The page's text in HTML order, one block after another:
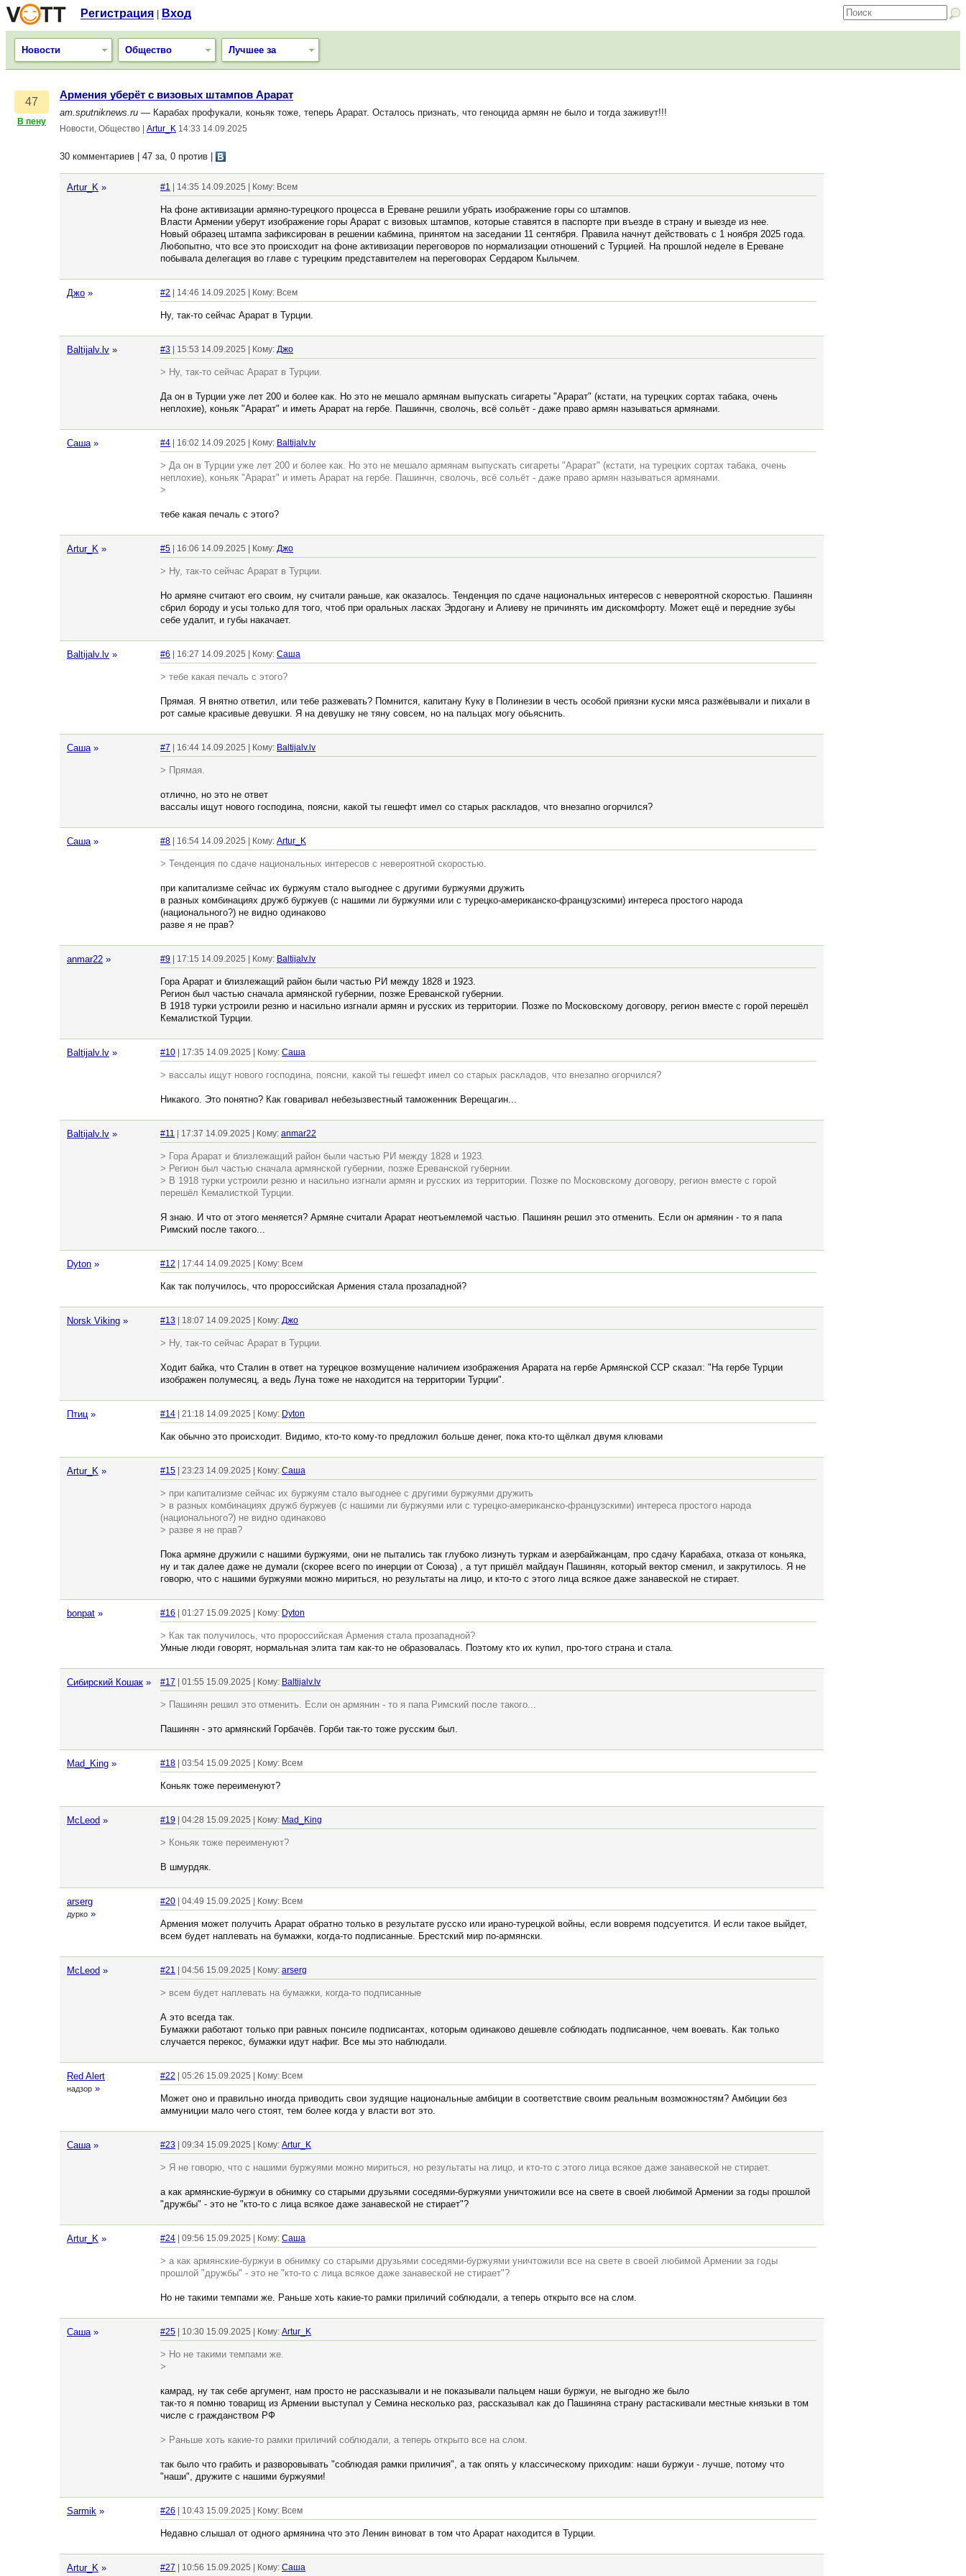
Регистрация Вход
Новости Общество Лучшее за
47
В пену
Армения уберёт с визовых штампов Арарат
am.sputniknews.ru — Карабах профукали, коньяк тоже, теперь Арарат. Осталось признать, что геноцида армян не было и тогда заживут!!!
Новости, Общество Artur_K 14:33 14.09.2025
30 комментариев | 47 за, 0 против
Artur_K » #1 | 14:35 14.09.2025 | Кому: Всем
На фоне активизации армяно-турецкого процесса в Ереване решили убрать изображение горы со штампов.
Власти Армении уберут изображение горы Арарат с визовых штампов, которые ставятся в паспорте при въезде в страну и выезде из нее.
Новый образец штампа зафиксирован в решении кабмина, принятом на заседании 11 сентября. Правила начнут действовать с 1 ноября 2025 года.
Любопытно, что все это происходит на фоне активизации переговоров по нормализации отношений с Турцией. На прошлой неделе в Ереване
побывала делегация во главе с турецким представителем на переговорах Сердаром Кылычем.
Джо » #2 | 14:46 14.09.2025 | Кому: Всем
Ну, так-то сейчас Арарат в Турции.
Baltijalv.lv » #3 | 15:53 14.09.2025 | Кому: Джо
> Ну, так-то сейчас Арарат в Турции.
Да он в Турции уже лет 200 и более как. Но это не мешало армянам выпускать сигареты "Арарат" (кстати, на турецких сортах табака, очень
неплохие), коньяк "Арарат" и иметь Арарат на гербе. Пашинчн, сволочь, всё сольёт - даже право армян называться армянами.
Cаша » #4 | 16:02 14.09.2025 | Кому: Baltijalv.lv
> Да он в Турции уже лет 200 и более как. Но это не мешало армянам выпускать сигареты "Арарат" (кстати, на турецких сортах табака, очень
неплохие), коньяк "Арарат" и иметь Арарат на гербе. Пашинчн, сволочь, всё сольёт - даже право армян называться армянами.
>
тебе какая печаль с этого?
Artur_K » #5 | 16:06 14.09.2025 | Кому: Джо
> Ну, так-то сейчас Арарат в Турции.
Но армяне считают его своим, ну считали раньше, как оказалось. Тенденция по сдаче национальных интересов с невероятной скоростью. Пашинян
сбрил бороду и усы только для того, чтоб при оральных ласках Эрдогану и Алиеву не причинять им дискомфорту. Может ещё и передние зубы
себе удалит, и губы накачает.
Baltijalv.lv » #6 | 16:27 14.09.2025 | Кому: Cаша
> тебе какая печаль с этого?
Прямая. Я внятно ответил, или тебе разжевать? Помнится, капитану Куку в Полинезии в честь особой приязни куски мяса разжёвывали и пихали в
рот самые красивые девушки. Я на девушку не тяну совсем, но на пальцах могу обьяснить.
Cаша » #7 | 16:44 14.09.2025 | Кому: Baltijalv.lv
> Прямая.
отлично, но это не ответ
вассалы ищут нового господина, поясни, какой ты гешефт имел со старых раскладов, что внезапно огорчился?
Cаша » #8 | 16:54 14.09.2025 | Кому: Artur_K
> Тенденция по сдаче национальных интересов с невероятной скоростью.
при капитализме сейчас их буржуям стало выгоднее с другими буржуями дружить
в разных комбинациях дружб буржуев (с нашими ли буржуями или с турецко-американско-французскими) интереса простого народа
(национального?) не видно одинаково
разве я не прав?
anmar22 » #9 | 17:15 14.09.2025 | Кому: Baltijalv.lv
Гора Арарат и близлежащий район были частью РИ между 1828 и 1923.
Регион был частью сначала армянской губернии, позже Ереванской губернии.
В 1918 турки устроили резню и насильно изгнали армян и русских из территории. Позже по Московскому договору, регион вместе с горой перешёл
Кемалисткой Турции.
Baltijalv.lv » #10 | 17:35 14.09.2025 | Кому: Cаша
> вассалы ищут нового господина, поясни, какой ты гешефт имел со старых раскладов, что внезапно огорчился?
Никакого. Это понятно? Как говаривал небезызвестный таможенник Верещагин...
Baltijalv.lv » #11 | 17:37 14.09.2025 | Кому: anmar22
> Гора Арарат и близлежащий район были частью РИ между 1828 и 1923.
> Регион был частью сначала армянской губернии, позже Ереванской губернии.
> В 1918 турки устроили резню и насильно изгнали армян и русских из территории. Позже по Московскому договору, регион вместе с горой
перешёл Кемалисткой Турции.
Я знаю. И что от этого меняется? Армяне считали Арарат неотъемлемой частью. Пашинян решил это отменить. Если он армянин - то я папа
Римский после такого...
Dyton » #12 | 17:44 14.09.2025 | Кому: Всем
Как так получилось, что пророссийская Армения стала прозападной?
Norsk Viking » #13 | 18:07 14.09.2025 | Кому: Джо
> Ну, так-то сейчас Арарат в Турции.
Ходит байка, что Сталин в ответ на турецкое возмущение наличием изображения Арарата на гербе Армянской ССР сказал: "На гербе Турции
изображен полумесяц, а ведь Луна тоже не находится на территории Турции".
Птиц » #14 | 21:18 14.09.2025 | Кому: Dyton
Как обычно это происходит. Видимо, кто-то кому-то предложил больше денег, пока кто-то щёлкал двумя клювами
Artur_K » #15 | 23:23 14.09.2025 | Кому: Cаша
> при капитализме сейчас их буржуям стало выгоднее с другими буржуями дружить
> в разных комбинациях дружб буржуев (с нашими ли буржуями или с турецко-американско-французскими) интереса простого народа
(национального?) не видно одинаково
> разве я не прав?
Пока армяне дружили с нашими буржуями, они не пытались так глубоко лизнуть туркам и азербайжанцам, про сдачу Карабаха, отказа от коньяка,
ну и так далее даже не думали (скорее всего по инерции от Союза) , а тут пришёл майдаун Пашинян, который вектор сменил, и закрутилось. Я не
говорю, что с нашими буржуями можно мириться, но результаты на лицо, и кто-то с этого лица всякое даже занавеской не стирает.
bonpat » #16 | 01:27 15.09.2025 | Кому: Dyton
> Как так получилось, что пророссийская Армения стала прозападной?
Умные люди говорят, нормальная элита там как-то не образовалась. Поэтому кто их купил, про-того страна и стала.
Сибирский Кошак » #17 | 01:55 15.09.2025 | Кому: Baltijalv.lv
> Пашинян решил это отменить. Если он армянин - то я папа Римский после такого...
Пашинян - это армянский Горбачёв. Горби так-то тоже русским был.
Mad_King » #18 | 03:54 15.09.2025 | Кому: Всем
Коньяк тоже переименуют?
McLeod » #19 | 04:28 15.09.2025 | Кому: Mad_King
> Коньяк тоже переименуют?
В шмурдяк.
arserg
дурко »
#20 | 04:49 15.09.2025 | Кому: Всем
Армения может получить Арарат обратно только в результате русско или ирано-турецкой войны, если вовремя подсуетится. И если такое выйдет,
всем будет наплевать на бумажки, когда-то подписанные. Брестский мир по-армянски.
McLeod » #21 | 04:56 15.09.2025 | Кому: arserg
> всем будет наплевать на бумажки, когда-то подписанные
А это всегда так.
Бумажки работают только при равных понсиле подписантах, которым одинаково дешевле соблюдать подписанное, чем воевать. Как только
случается перекос, бумажки идут нафиг. Все мы это наблюдали.
Red Alert
надзор »
#22 | 05:26 15.09.2025 | Кому: Всем
Может оно и правильно иногда приводить свои зудящие национальные амбиции в соответствие своим реальным возможностям? Амбиции без
аммуниции мало чего стоят, тем более когда у власти вот это.
Cаша » #23 | 09:34 15.09.2025 | Кому: Artur_K
> Я не говорю, что с нашими буржуями можно мириться, но результаты на лицо, и кто-то с этого лица всякое даже занавеской не стирает.
а как армянские-буржуи в обнимку со старыми друзьями соседями-буржуями уничтожили все на свете в своей любимой Армении за годы прошлой
"дружбы" - это не "кто-то с лица всякое даже занавеской не стирает"?
Artur_K » #24 | 09:56 15.09.2025 | Кому: Cаша
> а как армянские-буржуи в обнимку со старыми друзьями соседями-буржуями уничтожили все на свете в своей любимой Армении за годы
прошлой "дружбы" - это не "кто-то с лица всякое даже занавеской не стирает"?
Но не такими темпами же. Раньше хоть какие-то рамки приличий соблюдали, а теперь открыто все на слом.
Cаша » #25 | 10:30 15.09.2025 | Кому: Artur_K
> Но не такими темпами же.
>
камрад, ну так себе аргумент, нам просто не рассказывали и не показывали пальцем наши буржуи, не выгодно же было
так-то я помню товарищ из Армении выступал у Семина несколько раз, рассказывал как до Пашиняна страну растаскивали местные князьки в том
числе с гражданством РФ
> Раньше хоть какие-то рамки приличий соблюдали, а теперь открыто все на слом.
так было что грабить и разворовывать "соблюдая рамки приличия", а так опять у классическому приходим: наши буржуи - лучше, потому что
"наши", дружите с нашими буржуями!
Sarmik » #26 | 10:43 15.09.2025 | Кому: Всем
Недавно слышал от одного армянина что это Ленин виноват в том что Арарат находится в Турции.
Artur_K » #27 | 10:56 15.09.2025 | Кому: Cаша